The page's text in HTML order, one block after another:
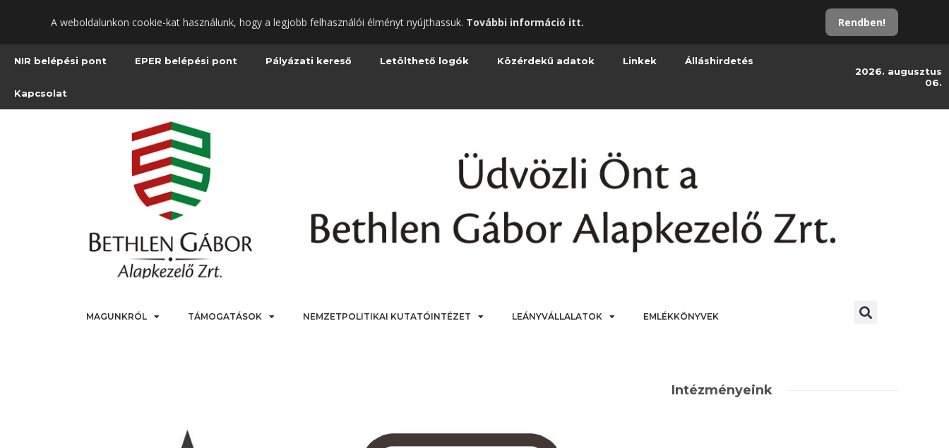
tartalomra
A weboldalunkon cookie-kat használunk, hogy a legjobb felhasználói élményt nyújthassuk. További információ itt. Rendben!
NIR belépési pont EPER belépési pont Pályázati kereső Letölthető logók Közérdekű adatok Linkek Álláshirdetés
Kapcsolat
2026. augusztus
06.
MAGUNKRÓL TÁMOGATÁSOK NEMZETPOLITIKAI KUTATÓINTÉZET LEÁNYVÁLLALATOK EMLÉKKÖNYVEK
Intézményeink